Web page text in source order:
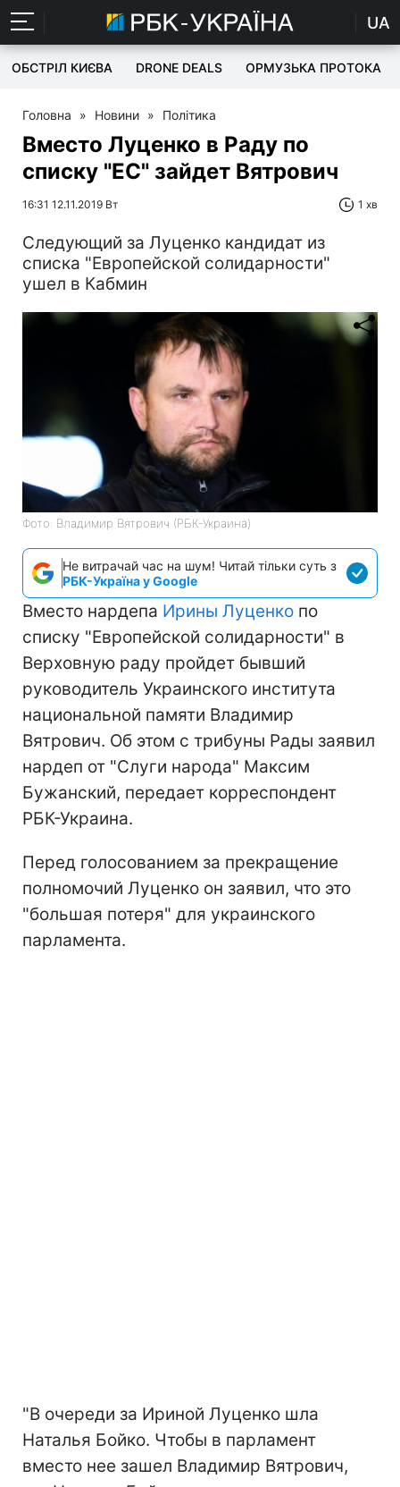
UA
ОБСТРІЛ КИЄВА DRONE DEALS ОРМУЗЬКА ПРОТОКА
Головна » Новини » Політика
Вместо Луценко в Раду по
списку "ЕС" зайдет Вятрович
16:31 12.11.2019 Вт 1 хв
Следующий за Луценко кандидат из
списка "Европейской солидарности"
ушел в Кабмин
Фото: Владимир Вятрович (РБК-Украина)
Не витрачай час на шум! Читай тільки суть з
РБК-Україна у Google
Вместо нардепа Ирины Луценко по
списку "Европейской солидарности" в
Верховную раду пройдет бывший
руководитель Украинского института
национальной памяти Владимир
Вятрович. Об этом с трибуны Рады заявил
нардеп от "Слуги народа" Максим
Бужанский, передает корреспондент
РБК-Украина.
Перед голосованием за прекращение
полномочий Луценко он заявил, что это
"большая потеря" для украинского
парламента.
"В очереди за Ириной Луценко шла
Наталья Бойко. Чтобы в парламент
вместо нее зашел Владимир Вятрович,